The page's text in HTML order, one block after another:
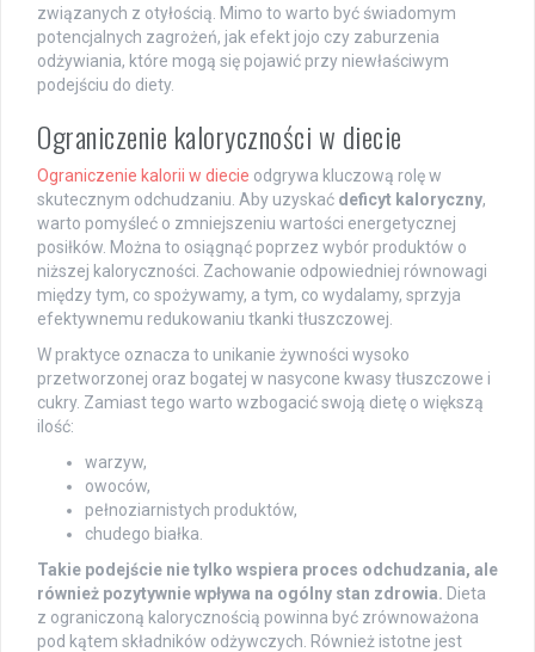
związanych z otyłością. Mimo to warto być świadomym
potencjalnych zagrożeń, jak efekt jojo czy zaburzenia
odżywiania, które mogą się pojawić przy niewłaściwym
podejściu do diety.
Ograniczenie kaloryczności w diecie
Ograniczenie kalorii w diecie odgrywa kluczową rolę w
skutecznym odchudzaniu. Aby uzyskać deficyt kaloryczny,
warto pomyśleć o zmniejszeniu wartości energetycznej
posiłków. Można to osiągnąć poprzez wybór produktów o
niższej kaloryczności. Zachowanie odpowiedniej równowagi
między tym, co spożywamy, a tym, co wydalamy, sprzyja
efektywnemu redukowaniu tkanki tłuszczowej.
W praktyce oznacza to unikanie żywności wysoko
przetworzonej oraz bogatej w nasycone kwasy tłuszczowe i
cukry. Zamiast tego warto wzbogacić swoją dietę o większą
ilość:
warzyw,
owoców,
pełnoziarnistych produktów,
chudego białka.
Takie podejście nie tylko wspiera proces odchudzania, ale
również pozytywnie wpływa na ogólny stan zdrowia. Dieta
z ograniczoną kalorycznością powinna być zrównoważona
pod kątem składników odżywczych. Również istotne jest